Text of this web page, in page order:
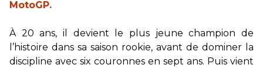
MotoGP.
À 20 ans, il devient le plus jeune champion de
l’histoire dans sa saison rookie, avant de dominer la
discipline avec six couronnes en sept ans. Puis vient